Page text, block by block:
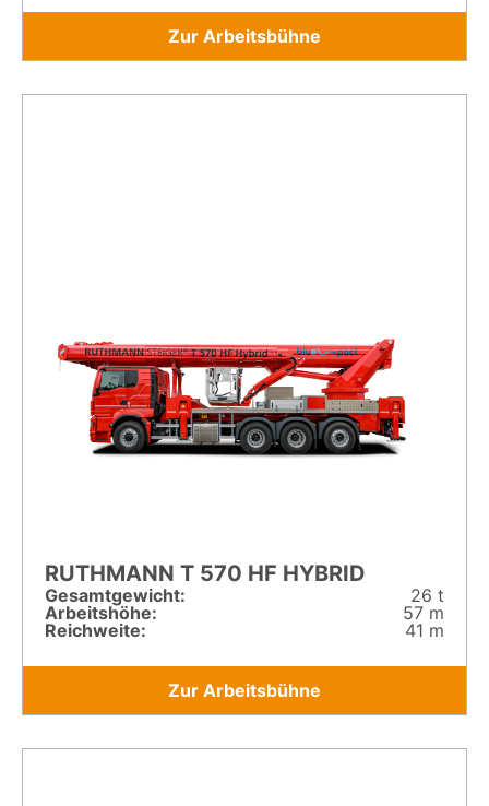
Zur Arbeitsbühne
RUTHMANN T 570 HF HYBRID
Gesamt­gewicht:
26 t
Arbeitshöhe:
57 m
Reichweite:
41 m
Zur Arbeitsbühne